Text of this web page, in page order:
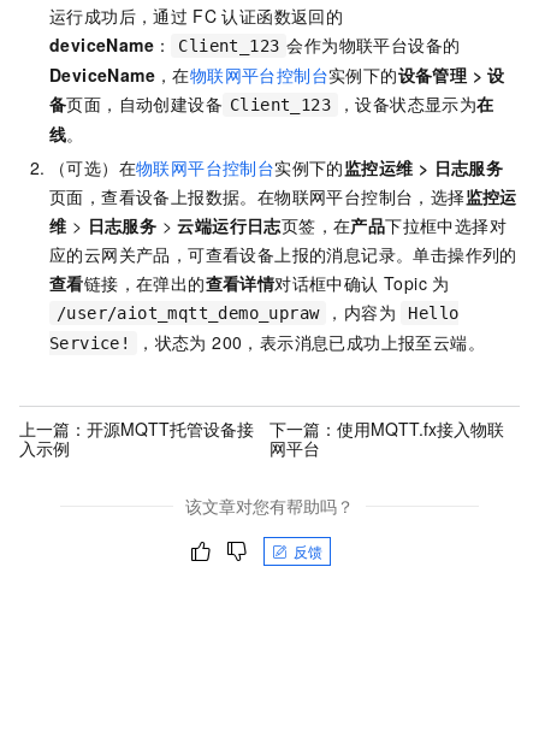
运行成功后，通过 FC 认证函数返回的
deviceName ： Client_123 会作为物联平台设备的
DeviceName ，在物联网平台控制台实例下的设备管理 > 设
备页面，自动创建设备 Client_123 ，设备状态显示为在
线。
（可选）在物联网平台控制台实例下的监控运维 > 日志服务
页面，查看设备上报数据。在物联网平台控制台，选择监控运
维 > 日志服务 >云端运行日志页签，在产品下拉框中选择对
应的云网关产品，可查看设备上报的消息记录。单击操作列的
查看链接，在弹出的查看详情对话框中确认 Topic 为
/user/aiot_mqtt_demo_upraw ，内容为
Hello
Service!
，状态为 200，表示消息已成功上报至云端。
上一篇： 开源MQTT托管设备接
入示例
下一篇： 使用MQTT.fx接入物联
网平台
该文章对您有帮助吗？
反馈